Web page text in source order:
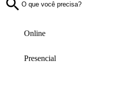
Online
Presencial